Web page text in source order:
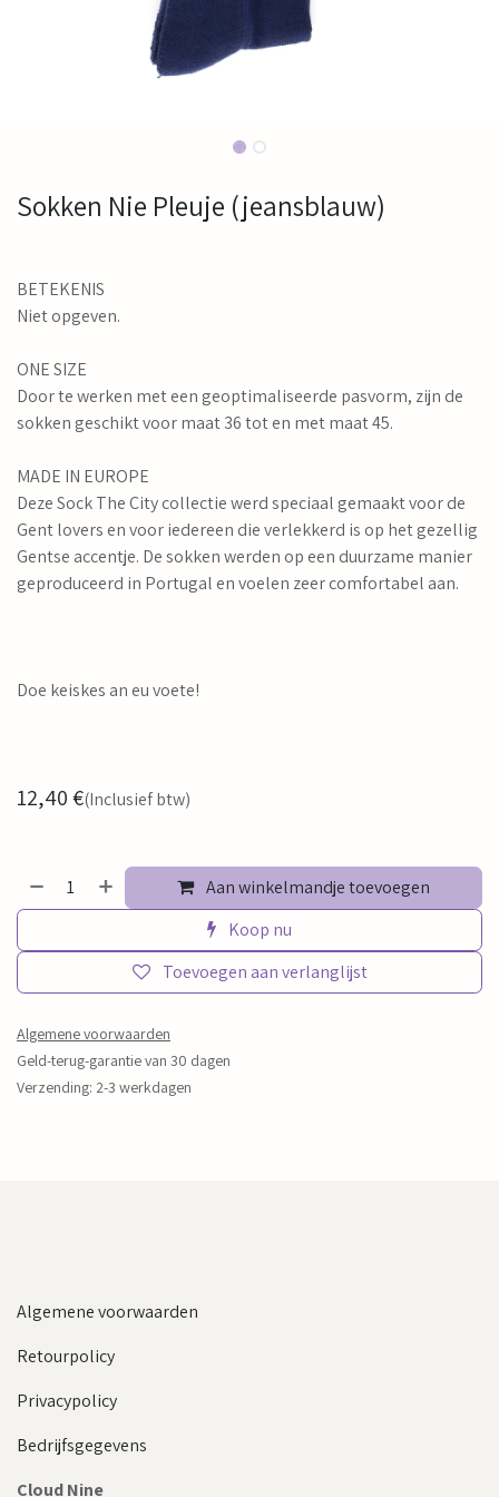
Sokken Nie Pleuje (jeansblauw)
BETEKENIS
Niet opgeven.
ONE SIZE
Door te werken met een geoptimaliseerde pasvorm, zijn de
sokken geschikt voor maat 36 tot en met maat 45.
MADE IN EUROPE
Deze Sock The City collectie werd speciaal gemaakt voor de
Gent lovers en voor iedereen die verlekkerd is op het gezellig
Gentse accentje. De sokken werden op een duurzame manier
geproduceerd in Portugal en voelen zeer comfortabel aan.
Doe keiskes an eu voete!
12,40€(Inclusief btw)
Aan winkelmandje toevoegen
Koop nu
Toevoegen aan verlanglijst
Algemene voorwaarden
Geld-terug-garantie van 30 dagen
Verzending: 2-3 werkdagen
Algemene voorwaarden
Retourpolicy
Privacypolicy
Bedrijfsgegevens
Cloud Nine